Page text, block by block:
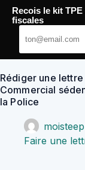
Passer
contenu
YoupiJobs
Rédiger une
Commercial
la Police
Faire une
Recois le kit
fiscales